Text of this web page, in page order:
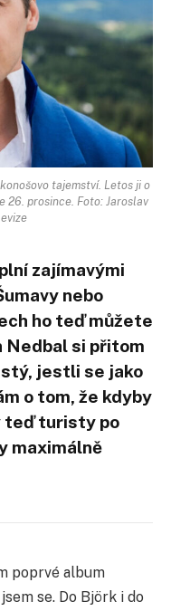
tajemství. Letos ji o
26. prosince. Foto: Jaroslav
zajímavými
nebo
ho teď můžete
Nedbal si přitom
jestli se jako
o tom, že kdyby
teď turisty po
maximálně
poprvé album
se. Do Björk i do